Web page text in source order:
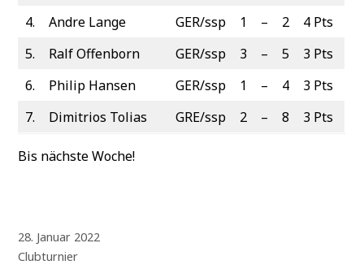
4.
Andre Lange GER/ssp 1 – 2
4 Pts
5.
Ralf Offenborn GER/ssp 3 – 5
3 Pts
6.
Philip Hansen GER/ssp 1 – 4
3 Pts
7.
Dimitrios Tolias GRE/ssp 2 – 8 3 Pts
Bis nächste Woche!
28. Januar 2022
Clubturnier